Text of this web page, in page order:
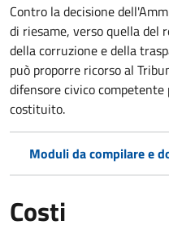
Contro la decisione
di riesame, verso quella del
della corruzione e della
può proporre ricorso al
difensore civico
costituito.
Moduli da compilare e
Costi